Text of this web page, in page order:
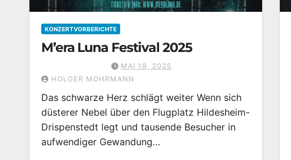
KONZERTVORBERICHTE
M’era Luna Festival 2025
MAI 19, 2025
HOLGER MOHRMANN
Das schwarze Herz schlägt weiter Wenn sich
düsterer Nebel über den Flugplatz Hildesheim-
Drispenstedt legt und tausende Besucher in
aufwendiger Gewandung…